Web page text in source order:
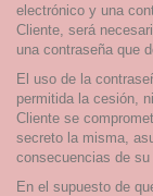
electrónico y una
Cliente, será
una contraseña que
El uso de la
permitida la cesión,
Cliente se
secreto la misma,
consecuencias de su
En el supuesto de